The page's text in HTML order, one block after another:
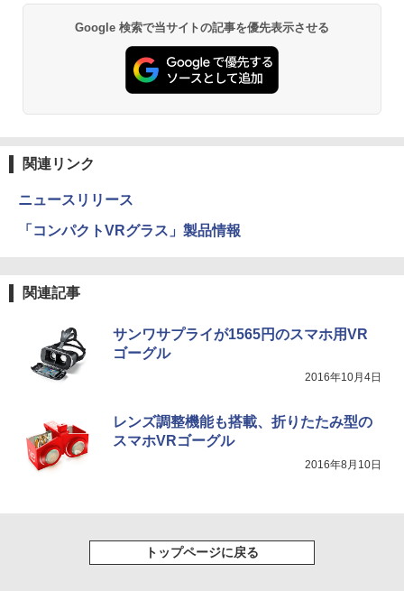
Google 検索で当サイトの記事を優先表示させる
関連リンク
ニュースリリース
「コンパクトVRグラス」製品情報
関連記事
サンワサプライが1565円のスマホ用VR
ゴーグル
2016年10月4日
レンズ調整機能も搭載、折りたたみ型の
スマホVRゴーグル
2016年8月10日
トップページに戻る